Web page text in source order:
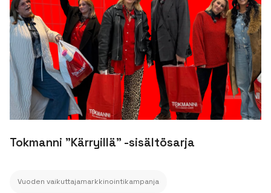
Tokmanni "Kärryillä" -sisältösarja
Vuoden vaikuttajamarkkinointikampanja